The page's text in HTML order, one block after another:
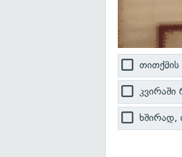
კვირაში
ხშირად,